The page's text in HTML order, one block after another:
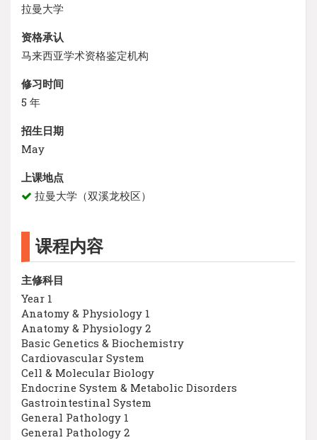
拉曼大学
资格承认
马来西亚学术资格鉴定机构
修习时间
5 年
招生日期
May
上课地点
拉曼大学（双溪龙校区）
课程内容
主修科目
Year 1
Anatomy & Physiology 1
Anatomy & Physiology 2
Basic Genetics & Biochemistry
Cardiovascular System
Cell & Molecular Biology
Endocrine System & Metabolic Disorders
Gastrointestinal System
General Pathology 1
General Pathology 2